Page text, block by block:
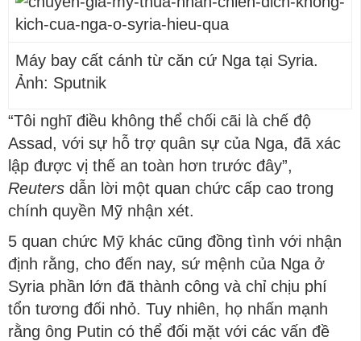
Máy bay cất cánh từ căn cứ Nga tại Syria.
Ảnh: Sputnik
“Tôi nghĩ điều không thể chối cãi là chế độ
Assad, với sự hỗ trợ quân sự của Nga, đã xác
lập được vị thế an toàn hơn trước đây”,
Reuters dẫn lời một quan chức cấp cao trong
chính quyền Mỹ nhận xét.
5 quan chức Mỹ khác cũng đồng tình với nhận
định rằng, cho đến nay, sứ mệnh của Nga ở
Syria phần lớn đã thành công và chỉ chịu phí
tổn tương đối nhỏ. Tuy nhiên, họ nhấn mạnh
rằng ông Putin có thể đối mặt với các vấn đề